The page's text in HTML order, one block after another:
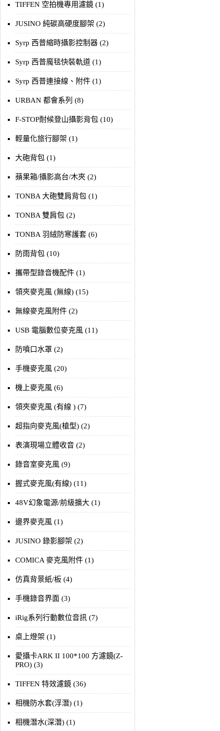
TIFFEN 空拍機專用濾鏡 (1)
JUSINO 純碳高硬度腳架 (2)
Syrp 西普縮時攝影控制器 (2)
Syrp 西普魔毯快裝軌道 (1)
Syrp 西普連接線、附件 (1)
URBAN 都會系列 (8)
F-STOP耐候登山攝影背包 (10)
輕量化旅行腳架 (1)
大砲背包 (1)
蘋果箱/攝影高台/木夾 (2)
TONBA 大砲雙肩背包 (1)
TONBA 雙肩包 (2)
TONBA 羽絨防寒護套 (6)
防雨背包 (10)
攜帶型錄音機配件 (1)
領夾麥克風 (無線) (15)
無線麥克風附件 (2)
USB 電腦數位麥克風 (11)
防噴口水罩 (2)
手機麥克風 (20)
機上麥克風 (6)
領夾麥克風 (有線 ) (7)
超指向麥克風(槍型) (2)
表演現場立體收音 (2)
錄音室麥克風 (9)
握式麥克風(有線) (11)
48V幻象電源/前級擴大 (1)
邊界麥克風 (1)
JUSINO 錄影腳架 (2)
COMICA 麥克風附件 (1)
仿真背景紙/板 (4)
手機錄音界面 (3)
iRig系列行動數位音訊 (7)
桌上燈架 (1)
愛攝卡ARK II 100*100 方濾鏡(Z-
PRO) (3)
TIFFEN 特效濾鏡 (36)
相機防水套(浮潛) (1)
相機潛水(深潛) (1)